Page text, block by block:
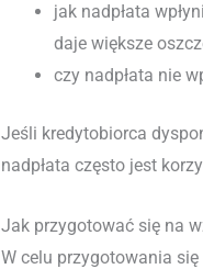
jak nadpłata
daje większe
czy nadpłata nie
Jeśli kredytobiorca
nadpłata często jest
Jak przygotować się na
W celu przygotowania